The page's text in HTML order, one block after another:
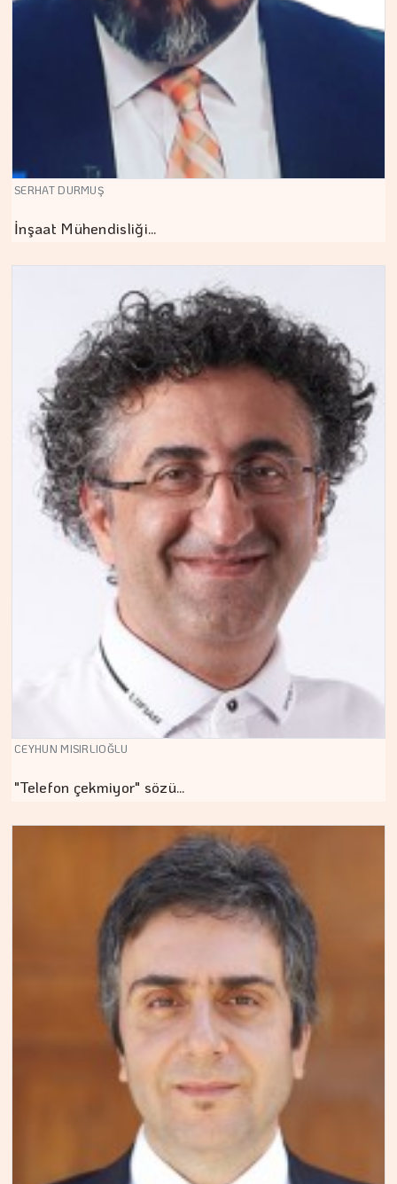
SERHAT DURMUŞ
İnşaat Mühendisliği…
CEYHUN MISIRLIOĞLU
"Telefon çekmiyor" sözü…